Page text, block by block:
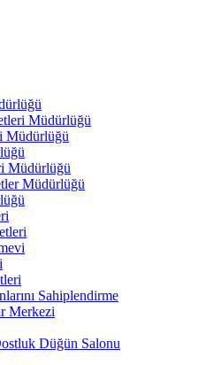
Müdürlüğü
Müdürlüğü
Müdürlüğü
Müdürlüğü
Sahiplendirme
Merkezi
Düğün Salonu